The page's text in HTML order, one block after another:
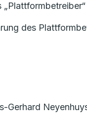
des
Gerhard